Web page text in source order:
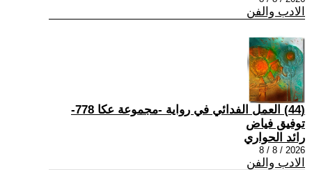
الادب والفن
(44) العمل الفدائي في رواية -مجموعة عكا 778-
توفيق فياض
رائد الحواري
2026 / 8 / 8
الادب والفن